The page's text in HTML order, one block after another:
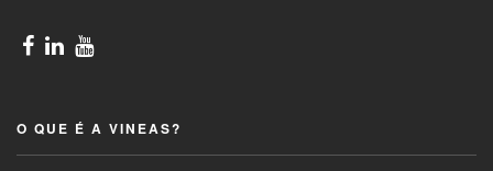
O QUE É A VINEAS?